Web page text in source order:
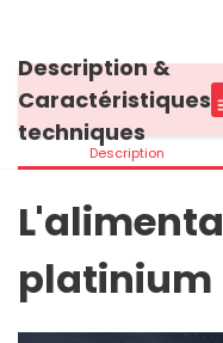
Description &
Caractéristiques
techniques
Description
platinium